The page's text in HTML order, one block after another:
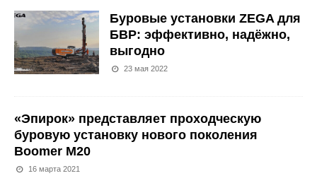
Буровые установки ZEGA для
БВР: эффективно, надёжно,
выгодно
23 мая 2022
«Эпирок» представляет проходческую
буровую установку нового поколения
Boomer M20
16 марта 2021